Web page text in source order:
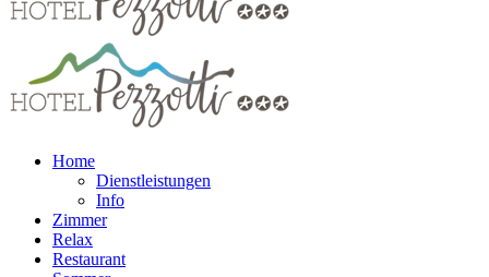
Home
Dienstleistungen
Info
Zimmer
Relax
Restaurant